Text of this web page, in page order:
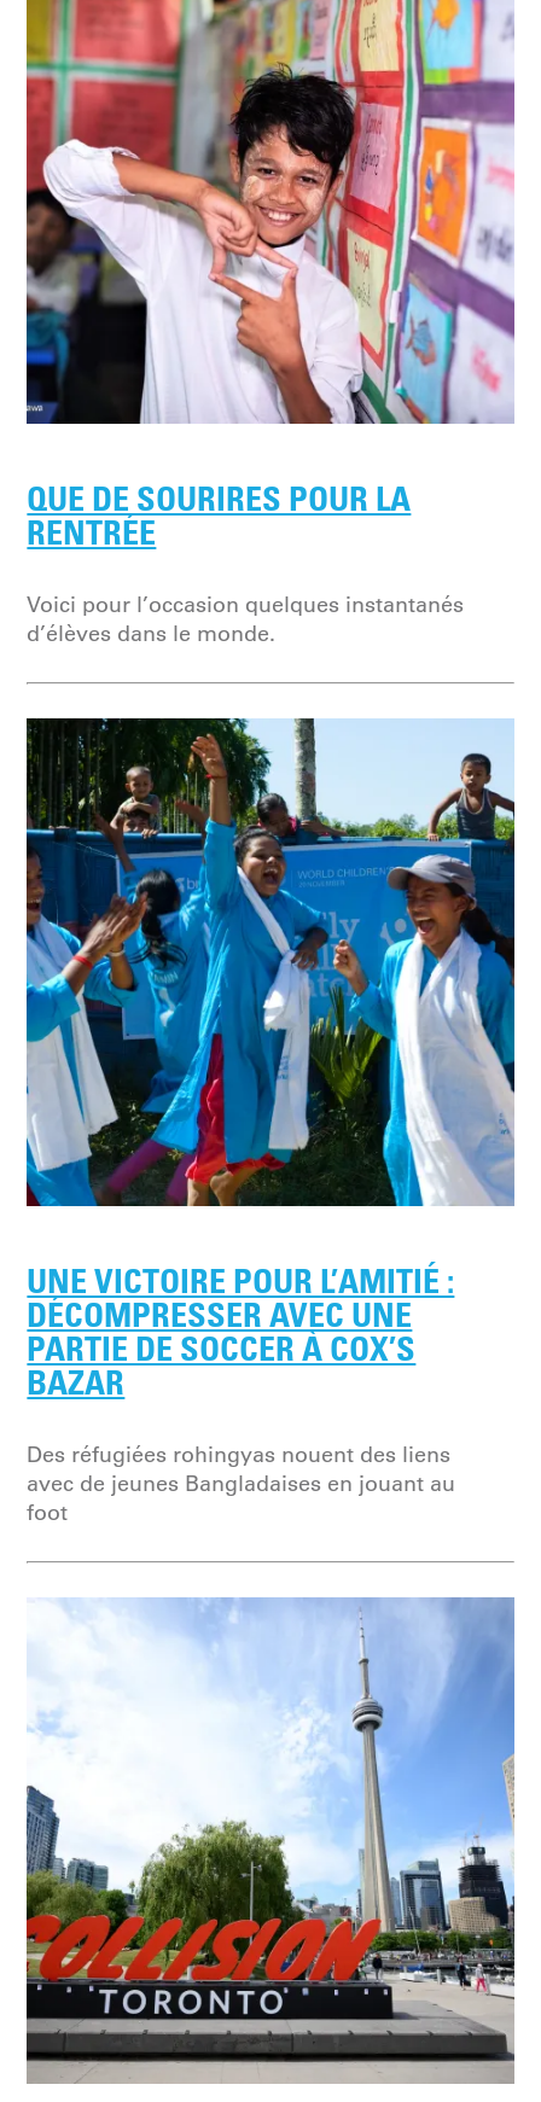
QUE DE SOURIRES POUR LA
RENTRÉE
Voici pour l’occasion quelques instantanés
d’élèves dans le monde.
UNE VICTOIRE POUR L’AMITIÉ :
DÉCOMPRESSER AVEC UNE
PARTIE DE SOCCER À COX’S
BAZAR
Des réfugiées rohingyas nouent des liens
avec de jeunes Bangladaises en jouant au
foot